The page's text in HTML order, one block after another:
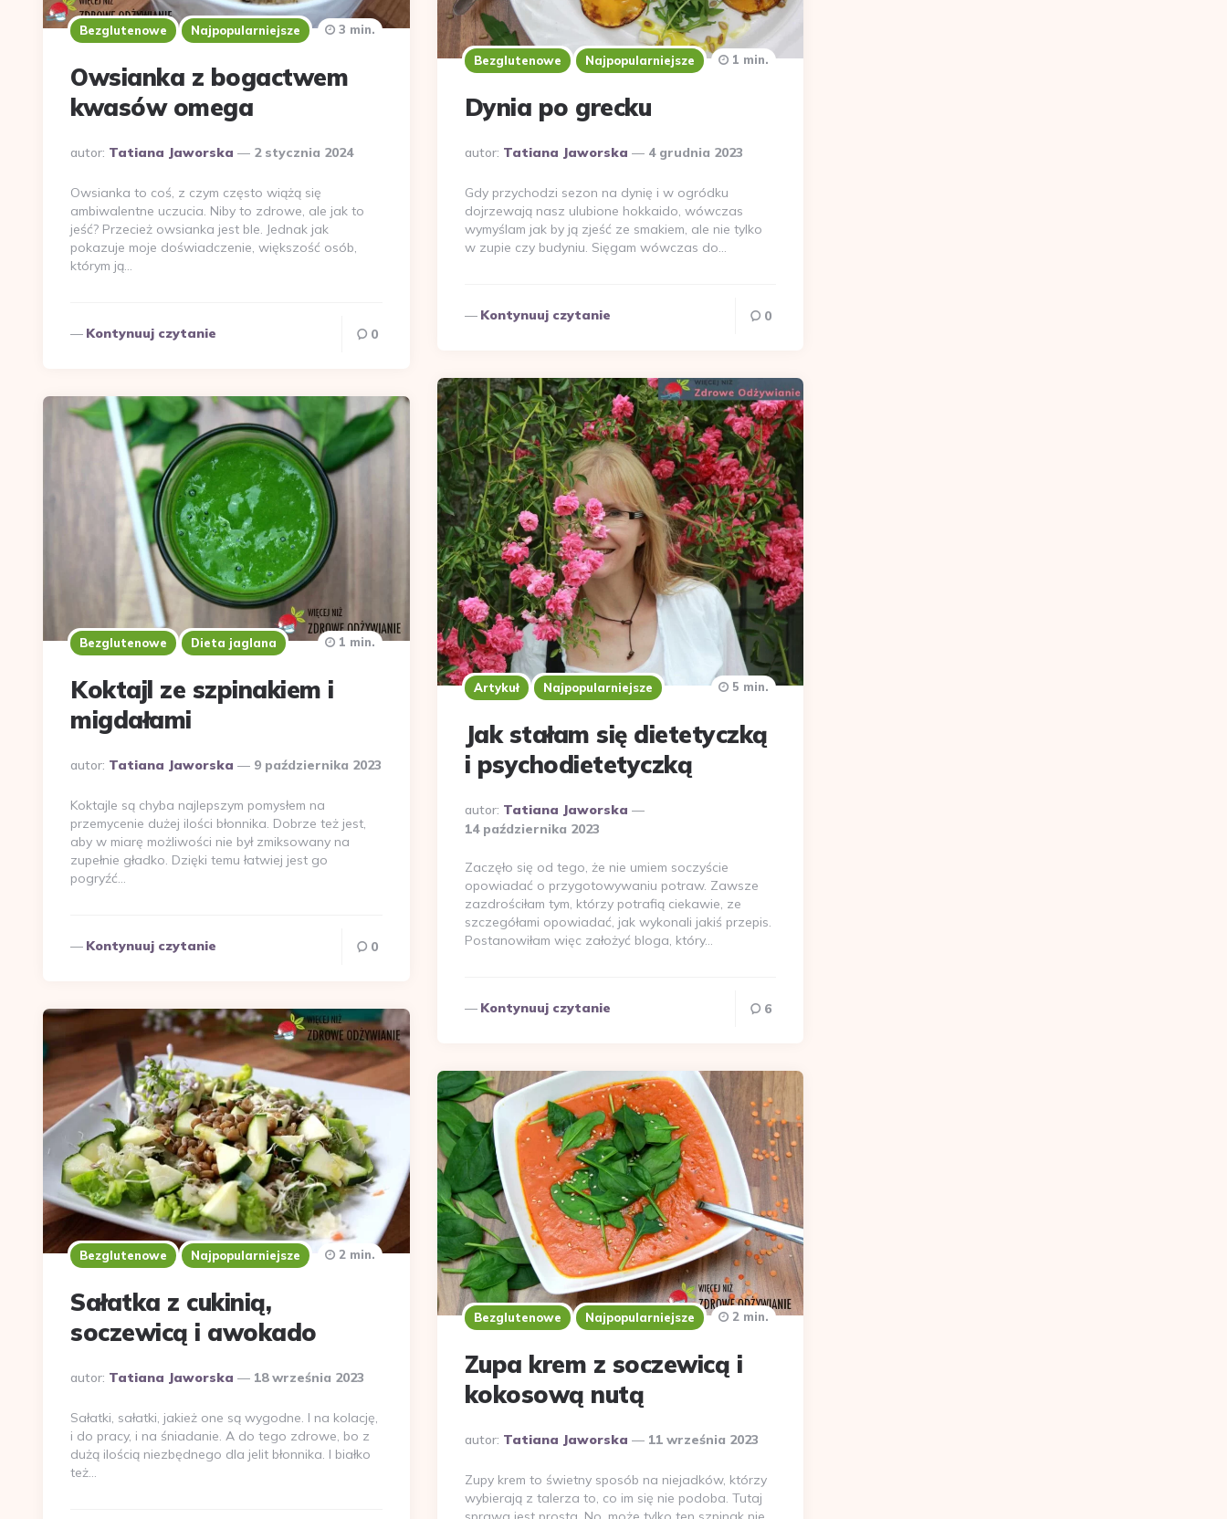
Bezglutenowe Najpopularniejsze
Owsianka z bogactwem
kwasów omega
Dodane
autor: Tatiana Jaworska 2 stycznia 2024
3 min.
Owsianka to coś, z czym często wiążą się
ambiwalentne uczucia. Niby to zdrowe, ale jak to
jeść? Przecież owsianka jest ble. Jednak jak
pokazuje moje doświadczenie, większość osób,
którym ją…
Kontynuuj czytanie 0
Bezglutenowe Najpopularniejsze
Dynia po grecku
Dodane
autor: Tatiana Jaworska 4 grudnia 2023
1 min.
Gdy przychodzi sezon na dynię i w ogródku
dojrzewają nasz ulubione hokkaido, wówczas
wymyślam jak by ją zjeść ze smakiem, ale nie tylko
w zupie czy budyniu. Sięgam wówczas do…
Kontynuuj czytanie 0
Artykuł Najpopularniejsze
Jak stałam się dietetyczką
i psychodietetyczką
Dodane
przez
autor: Tatiana Jaworska
14 października 2023
5 min.
Zaczęło się od tego, że nie umiem soczyście
opowiadać o przygotowywaniu potraw. Zawsze
zazdrościłam tym, którzy potrafią ciekawie, ze
szczegółami opowiadać, jak wykonali jakiś przepis.
Postanowiłam więc założyć bloga, który…
Kontynuuj czytanie 6
Bezglutenowe Dieta jaglana
Koktajl ze szpinakiem i
migdałami
Dodane
autor: Tatiana Jaworska 9 października 2023
1 min.
Koktajle są chyba najlepszym pomysłem na
przemycenie dużej ilości błonnika. Dobrze też jest,
aby w miarę możliwości nie był zmiksowany na
zupełnie gładko. Dzięki temu łatwiej jest go
pogryźć…
Kontynuuj czytanie 0
Bezglutenowe Najpopularniejsze
Sałatka z cukinią,
soczewicą i awokado
Dodane
autor: Tatiana Jaworska 18 września 2023
2 min.
Sałatki, sałatki, jakież one są wygodne. I na kolację,
i do pracy, i na śniadanie. A do tego zdrowe, bo z
dużą ilością niezbędnego dla jelit błonnika. I białko
też…
Bezglutenowe Najpopularniejsze
Zupa krem z soczewicą i
kokosową nutą
Dodane
autor: Tatiana Jaworska 11 września 2023
2 min.
Zupy krem to świetny sposób na niejadków, którzy
wybierają z talerza to, co im się nie podoba. Tutaj